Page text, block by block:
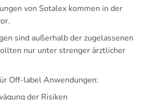
von Sotalex kommen in der
sind außerhalb der zugelassenen
nur unter strenger ärztlicher
Off-label Anwendungen:
der Risiken